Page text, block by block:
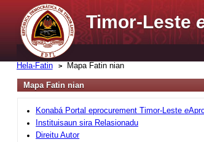
Timor-Leste
Hela-Fatin Mapa Fatin nian
Mapa Fatin nian
Konabá Portal eprocurement Timor-Lestee
Instituisaun sira Relasionadu
Direitu Autor